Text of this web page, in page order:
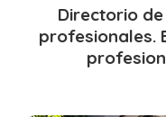
Directorio
profesionales.